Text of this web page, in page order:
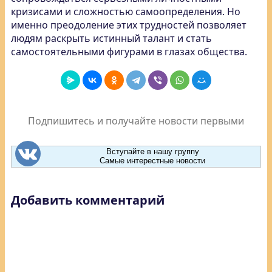
кризисами и сложностью самоопределения. Но
именно преодоление этих трудностей позволяет
людям раскрыть истинный талант и стать
самостоятельными фигурами в глазах общества.
Подпишитесь и получайте новости первыми
Вступайте в нашу группу
Самые интерестные новости
Добавить комментарий